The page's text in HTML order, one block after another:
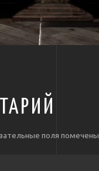
поля помечены